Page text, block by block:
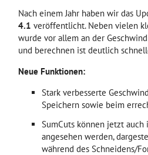
Nach einem Jahr haben wir das
4.1 veröffentlicht. Neben vielen
wurde vor allem an der
und berechnen ist deutlich
Neue Funktionen:
Stark verbesserte
Speichern sowie beim
SumCuts können jetzt auch
angesehen werden,
während des Schneidens/